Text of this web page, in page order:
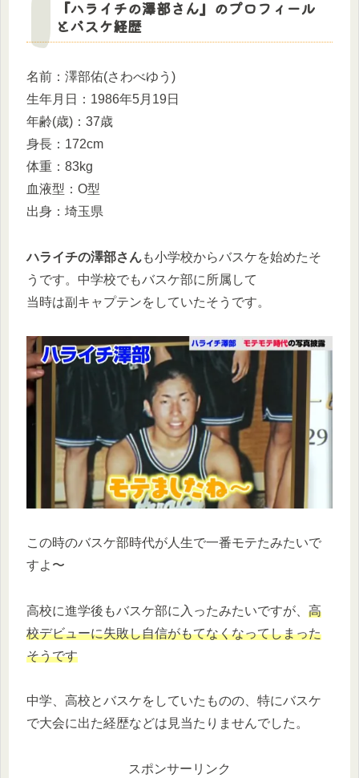
『ハライチの澤部さん』のプロフィール
とバスケ経歴
名前：澤部佑(さわべゆう)
生年月日：1986年5月19日
年齢(歳)：37歳
身長：172cm
体重：83kg
血液型：O型
出身：埼玉県
ハライチの澤部さんも小学校からバスケを始めたそ
うです。中学校でもバスケ部に所属して
当時は副キャプテンをしていたそうです。
この時のバスケ部時代が人生で一番モテたみたいで
すよ〜
高校に進学後もバスケ部に入ったみたいですが、 高
校デビューに失敗し自信がもてなくなってしまった
そうです
中学、高校とバスケをしていたものの、特にバスケ
で大会に出た経歴などは見当たりませんでした。
スポンサーリンク